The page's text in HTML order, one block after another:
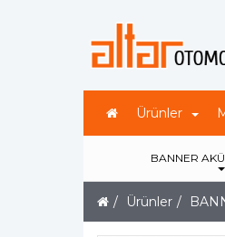
Ürünler
BANNER AKÜ
Ürünler